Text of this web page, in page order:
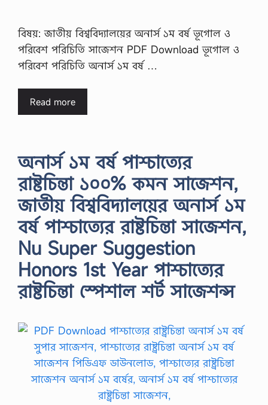
বিষয়: জাতীয় বিশ্ববিদ্যালয়ের অনার্স ১ম বর্ষ ভূগোল ও
পরিবেশ পরিচিতি সাজেশন PDF Download ভূগোল ও
পরিবেশ পরিচিতি অনার্স ১ম বর্ষ …
Read more
অনার্স ১ম বর্ষ পাশ্চাত্যের
রাষ্টচিন্তা ১০০% কমন সাজেশন,
জাতীয় বিশ্ববিদ্যালয়ের অনার্স ১ম
বর্ষ পাশ্চাত্যের রাষ্টচিন্তা সাজেশন,
Nu Super Suggestion
Honors 1st Year পাশ্চাত্যের
রাষ্টচিন্তা স্পেশাল শর্ট সাজেশন্স